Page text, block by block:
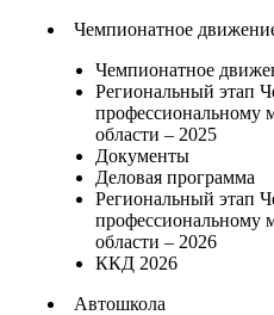
Чемпионатное
Чемпионатное
Региональный этап
профессиональному
области – 2025
Документы
Деловая программа
Региональный этап
профессиональному
области – 2026
ККД 2026
Автошкола